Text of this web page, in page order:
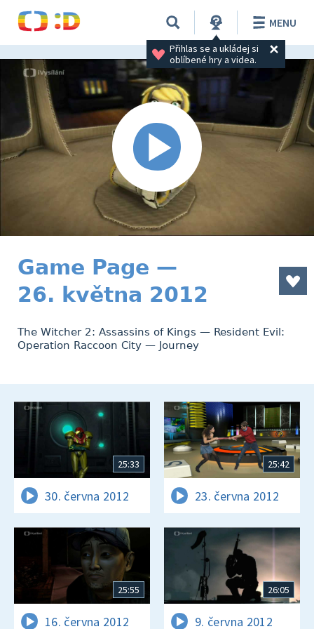
Přihlas se a ukládej si
oblíbené hry a videa.
MENU
Game Page —
26. května 2012
The Witcher 2: Assassins of Kings — Resident Evil:
Operation Raccoon City — Journey
25:33
30. června 2012
25:42
23. června 2012
25:55
16. června 2012
26:05
9. června 2012